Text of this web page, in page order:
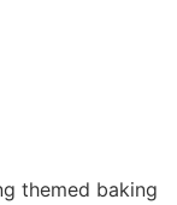
themed baking